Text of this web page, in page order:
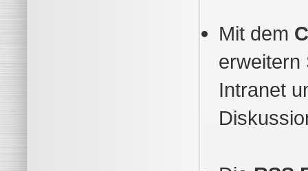
Mit dem
erweitern
Intranet